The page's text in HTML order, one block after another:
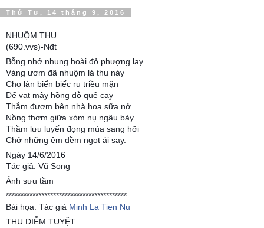
Thứ Tư, 14 tháng 9, 2016
NHUỘM THU
(690.vvs)-Nđt
Bỗng nhớ nhung hoài đỏ phượng lay
Vàng ươm đã nhuộm lá thu này
Cho làn biển biếc ru triều mặn
Để vạt mây hồng dỗ quế cay
Thắm đượm bên nhà hoa sữa nở
Nồng thơm giữa xóm nụ ngâu bày
Thầm lưu luyến đọng mùa sang hỡi
Chở những êm đềm ngọt ái say.
Ngày 14/6/2016
Tác giả: Vũ Song
Ảnh sưu tầm
*****************************************
Bài họa: Tác giả Minh La Tien Nu
THU DIỄM TUYỆT